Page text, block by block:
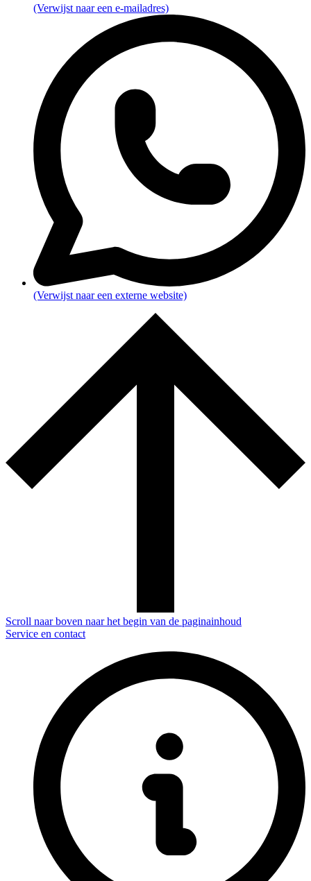
(Verwijst naar een e-mailadres)
(Verwijst naar een externe website)
Scroll naar boven naar het begin van de paginainhoud
Service en contact